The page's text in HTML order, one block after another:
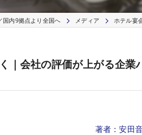
企業パーティーの余興なら｜ビンゴ
札幌の企業パーティー・ホテル宴会
クルーズ船・フェリーの船内イベン
内9拠点より全国へ メディア ホテル宴
｜会社の評価が上がる企業
著者：安田